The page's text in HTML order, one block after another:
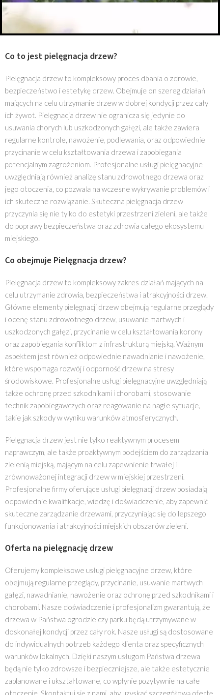
Co to jest pielęgnacja drzew?
Pielęgnacja drzew to kompleksowy proces dbania o zdrowie,
bezpieczeństwo i estetykę drzew. Obejmuje on szereg działań
mających na celu utrzymanie drzew w dobrej kondycji przez cały
ich żywot. Pielęgnacja drzew nie ogranicza się jedynie do
usuwania chorych lub uszkodzonych gałęzi, ale także zawiera
regularne kontrole, nawożenie, podlewania, oraz odpowiednie
przycinanie w celu kształtowania drzewa i zapobiegania
potencjalnym zagrożeniom. Profesjonalne usługi pielęgnacyjne
uwzględniają również analizę stanu zdrowotnego drzewa oraz
jego otoczenia, co pozwala na wczesne wykrywanie problemów i
ich skuteczne rozwiązanie. Skuteczna pielęgnacja drzew
przyczynia się nie tylko do estetyki przestrzeni zieleni, ale także
do poprawy bezpieczeństwa oraz zdrowia całego ekosystemu
miejskiego.
Co obejmuje Pielęgnacja drzew?
Pielęgnacja drzew to kompleksowy zakres działań mających na
celu utrzymanie zdrowia, bezpieczeństwa i atrakcyjności drzew.
Główne elementy pielęgnacji drzew obejmują regularne przeglądy
i ocenę stanu zdrowotnego drzew, usuwanie martwych i
uszkodzonych gałęzi, przycinanie w celu kształtowania korony
oraz zapobiegania konfliktom z infrastrukturą miejską. Ważnym
aspektem jest również odpowiednie nawadnianie i nawożenie,
które wspomaga rozwój i odporność drzew na stresy
środowiskowe. Profesjonalne usługi pielęgnacyjne uwzględniają
także ochronę przed szkodnikami i chorobami, stosowanie
technik zapobiegawczych oraz reagowanie na nagłe sytuacje,
takie jak szkody w wyniku warunków atmosferycznych.
Pielęgnacja drzew jest nie tylko reaktywnym procesem
naprawczym, ale także proaktywnym podejściem do zarządzania
zielenią miejską, mającym na celu zapewnienie trwałej i
zrównoważonej integracji drzew w miejskiej przestrzeni.
Profesjonalne firmy oferujące usługi pielęgnacji drzew posiadają
odpowiednie kwalifikacje, wiedzę i doświadczenie, aby zapewnić
skuteczne zarządzanie drzewami, przyczyniając się do lepszego
funkcjonowania i atrakcyjności miejskich obszarów zieleni.
Oferta na pielęgnację drzew
Oferujemy kompleksowe usługi pielęgnacyjne drzew, które
obejmują regularne przeglądy, przycinanie, usuwanie martwych
gałęzi, nawadnianie, nawożenie oraz ochronę przed szkodnikami i
chorobami. Nasze doświadczenie i profesjonalizm gwarantują, że
drzewa w Państwa ogrodzie czy parku będą utrzymywane w
doskonałej kondycji przez cały rok. Nasze usługi są dostosowane
do indywidualnych potrzeb każdego klienta oraz specyficznych
warunków lokalnych. Dzięki naszym usługom Państwa drzewa
będą nie tylko zdrowsze i bezpieczniejsze, ale także estetycznie
zaplanowane i ukształtowane, co wpłynie pozytywnie na całe
otoczenie. Skontaktuj się z nami, aby uzyskać szczegółową ofertę